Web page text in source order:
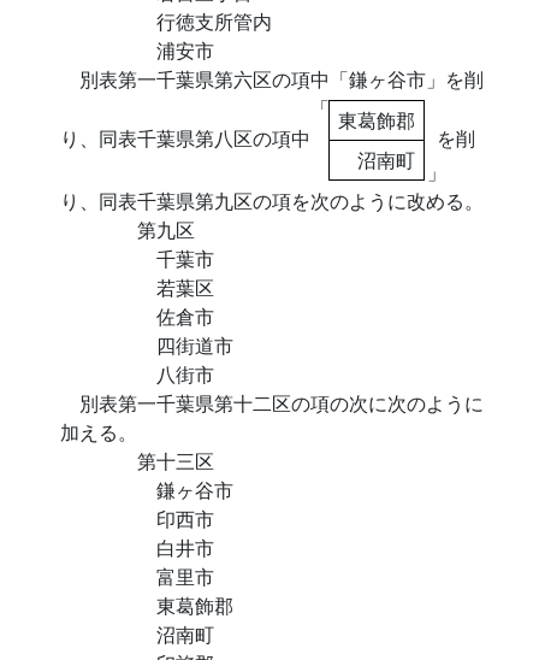
行徳支所管内
浦安市
別表第一千葉県第六区の項中「鎌ヶ谷市」を削
り、同表千葉県第八区の項中
「 東葛飾郡
沼南町
」
を削
り、同表千葉県第九区の項を次のように改める。
第九区
千葉市
若葉区
佐倉市
四街道市
八街市
別表第一千葉県第十二区の項の次に次のように
加える。
第十三区
鎌ヶ谷市
印西市
白井市
富里市
東葛飾郡
沼南町